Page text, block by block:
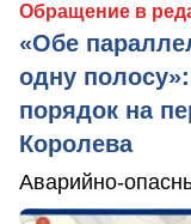
Обращение в
«Обе
одну
порядок на
Королева
Аварийно-